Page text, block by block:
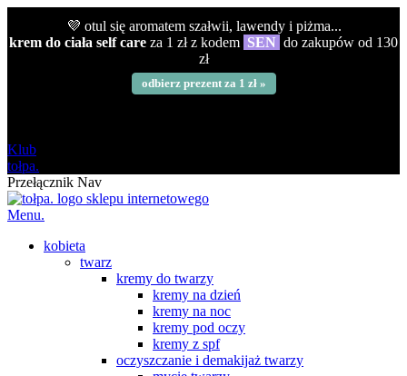
💜 otul się aromatem szałwii, lawendy i piżma...
krem do ciała self care za 1 zł z kodem SEN do zakupów od 130
zł
odbierz prezent za 1 zł »
Klub
tołpa.
Przełącznik Nav
Menu.
kobieta
twarz
kremy do twarzy
kremy na dzień
kremy na noc
kremy pod oczy
kremy z spf
oczyszczanie i demakijaż twarzy